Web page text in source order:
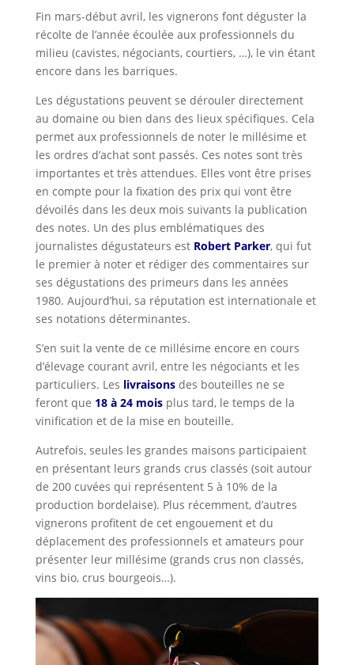
Fin mars-début avril, les vignerons font déguster la
récolte de l’année écoulée aux professionnels du
milieu (cavistes, négociants, courtiers, …), le vin étant
encore dans les barriques.
Les dégustations peuvent se dérouler directement
au domaine ou bien dans des lieux spécifiques. Cela
permet aux professionnels de noter le millésime et
les ordres d’achat sont passés. Ces notes sont très
importantes et très attendues. Elles vont être prises
en compte pour la fixation des prix qui vont être
dévoilés dans les deux mois suivants la publication
des notes. Un des plus emblématiques des
journalistes dégustateurs est Robert Parker, qui fut
le premier à noter et rédiger des commentaires sur
ses dégustations des primeurs dans les années
1980. Aujourd’hui, sa réputation est internationale et
ses notations déterminantes.
S’en suit la vente de ce millésime encore en cours
d’élevage courant avril, entre les négociants et les
particuliers. Les livraisons des bouteilles ne se
feront que 18 à 24 moisplus tard, le temps de la
vinification et de la mise en bouteille.
Autrefois, seules les grandes maisons participaient
en présentant leurs grands crus classés (soit autour
de 200 cuvées qui représentent 5 à 10% de la
production bordelaise). Plus récemment, d’autres
vignerons profitent de cet engouement et du
déplacement des professionnels et amateurs pour
présenter leur millésime (grands crus non classés,
vins bio, crus bourgeois…).